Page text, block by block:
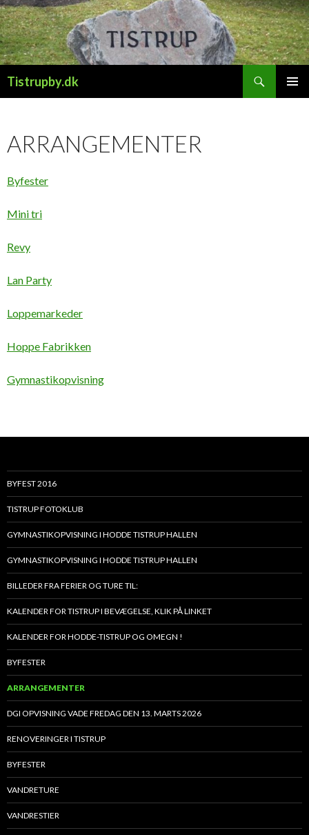
Tistrupby.dk
ARRANGEMENTER
Byfester
Mini tri
Revy
Lan Party
Loppemarkeder
Hoppe Fabrikken
Gymnastikopvisning
BYFEST 2016
TISTRUP FOTOKLUB
GYMNASTIKOPVISNING I HODDE TISTRUP HALLEN
GYMNASTIKOPVISNING I HODDE TISTRUP HALLEN
BILLEDER FRA FERIER OG TURE TIL:
KALENDER FOR TISTRUP I BEVÆGELSE, KLIK PÅ LINKET
KALENDER FOR HODDE-TISTRUP OG OMEGN !
BYFESTER
ARRANGEMENTER
DGI OPVISNING VADE FREDAG DEN 13. MARTS 2026
RENOVERINGER I TISTRUP
BYFESTER
VANDRETURE
VANDRESTIER